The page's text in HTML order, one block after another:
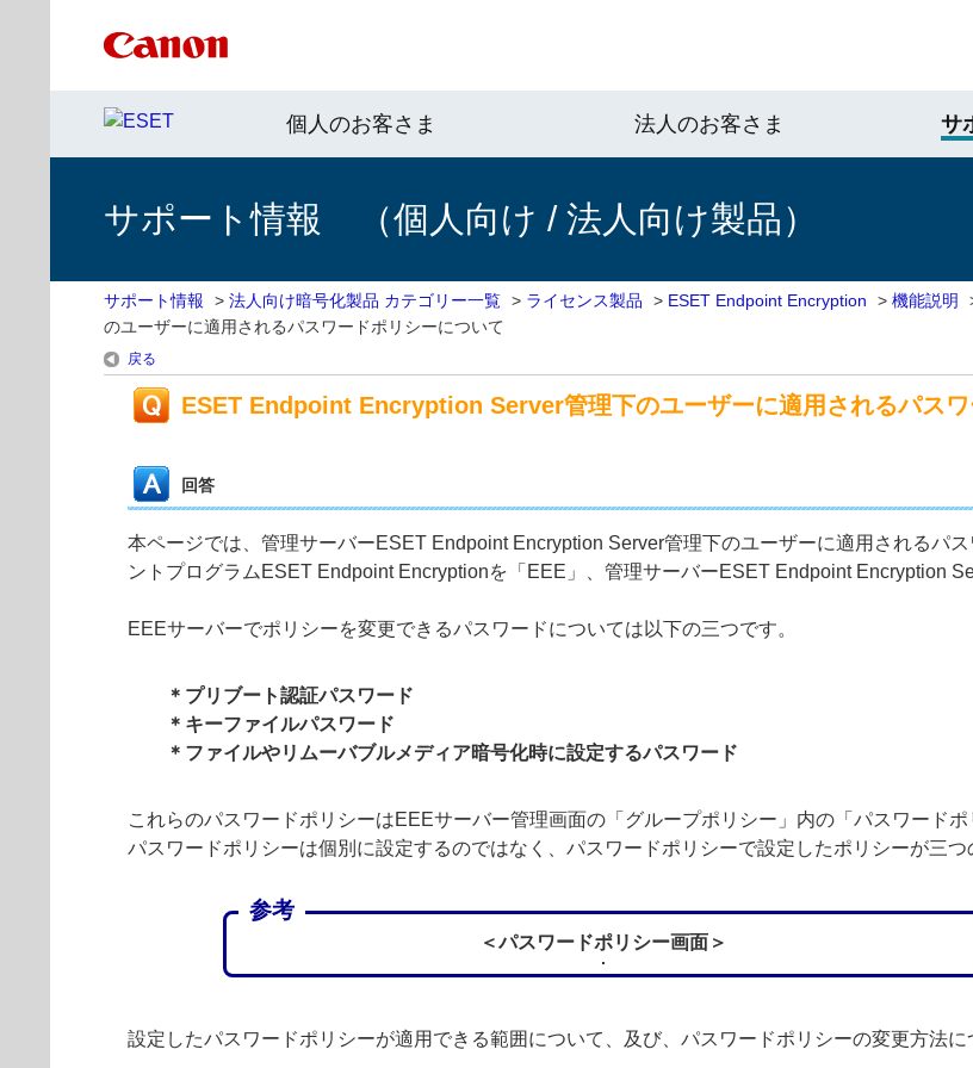
個人のお客さま 法人のお客さま サ
サポート情報 （個人向け / 法人向け製品）
サポート情報 > 法人向け暗号化製品 カテゴリー一覧 > ライセンス製品 > ESET Endpoint Encryption > 機能説明
のユーザーに適用されるパスワードポリシーについて
戻る
ESET Endpoint Encryption Server管理下のユーザーに適用されるパス
回答
本ページでは、管理サーバーESET Endpoint Encryption Server管理下のユーザーに適用されるパ
ントプログラムESET Endpoint Encryptionを「EEE」、管理サーバーESET Endpoint Encryption
EEEサーバーでポリシーを変更できるパスワードについては以下の三つです。
＊プリブート認証パスワード
＊キーファイルパスワード
＊ファイルやリムーバブルメディア暗号化時に設定するパスワード
これらのパスワードポリシーはEEEサーバー管理画面の「グループポリシー」内の「パスワードポ
パスワードポリシーは個別に設定するのではなく、パスワードポリシーで設定したポリシーが三つ
参考
＜パスワードポリシー画面＞
設定したパスワードポリシーが適用できる範囲について、及び、パスワードポリシーの変更方法に